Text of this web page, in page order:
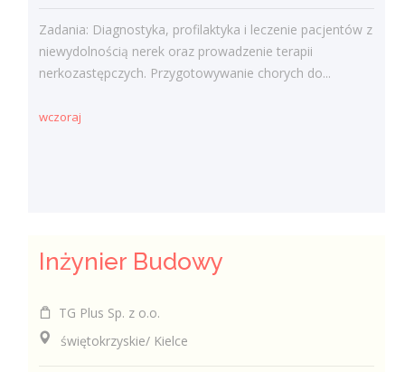
Zadania: Diagnostyka, profilaktyka i leczenie pacjentów z
niewydolnością nerek oraz prowadzenie terapii
nerkozastępczych. Przygotowywanie chorych do...
wczoraj
Inżynier Budowy
TG Plus Sp. z o.o.
świętokrzyskie/ Kielce